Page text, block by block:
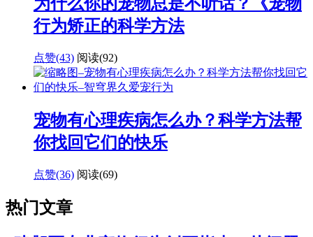
行为矫正的科学方法
点赞(43) 阅读(92)
宠物有心理疾病怎么办？科学方法帮
你找回它们的快乐
点赞(36) 阅读(69)
热门文章